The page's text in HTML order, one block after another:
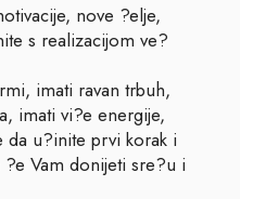
nove ?elje,
s realizacijom ve?
imati ravan trbuh,
imati vi?e energije,
da u?inite prvi korak i
Vam donijeti sre?u i